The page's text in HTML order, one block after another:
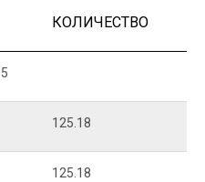
КОЛИЧЕСТВО
125.18
125.18